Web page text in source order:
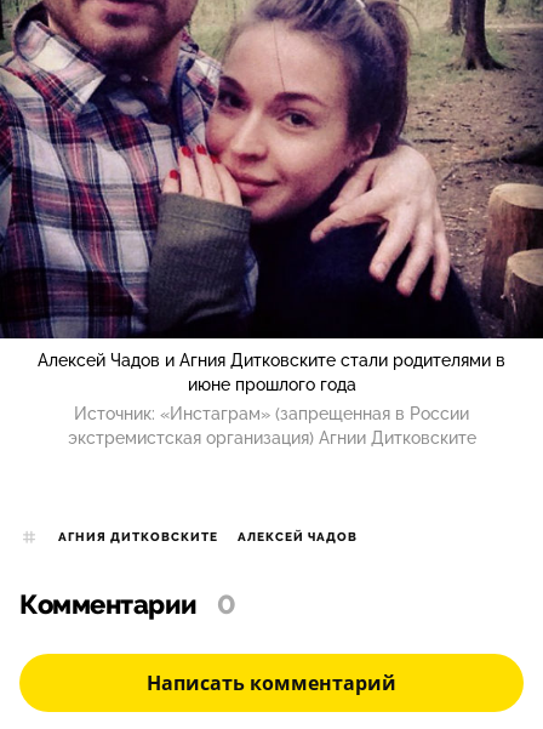
Алексей Чадов и Агния Дитковските стали родителями в
июне прошлого года
Источник: «Инстаграм» (запрещенная в России
экстремистская организация) Агнии Дитковските
АГНИЯ ДИТКОВСКИТЕ АЛЕКСЕЙ ЧАДОВ
Комментарии 0
Написать комментарий